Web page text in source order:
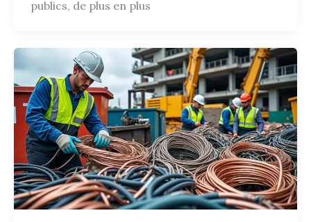
publics, de plus en plus